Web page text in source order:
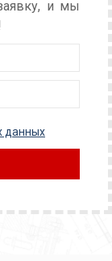
и мы
данных